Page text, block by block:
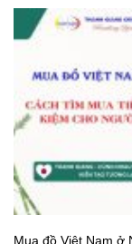
Mua đồ Việt Nam ở